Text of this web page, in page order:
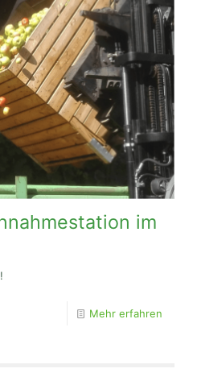
im
Mehr erfahren